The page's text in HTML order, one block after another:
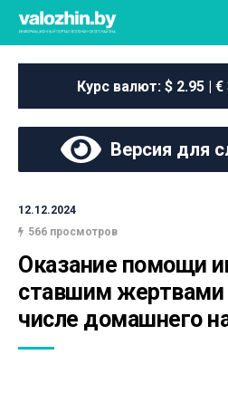
Курс валют: $ 2.95 | €
Версия для
12.12.2024
566 просмотров
Оказание помощи
ставшим жертвами
числе домашнего